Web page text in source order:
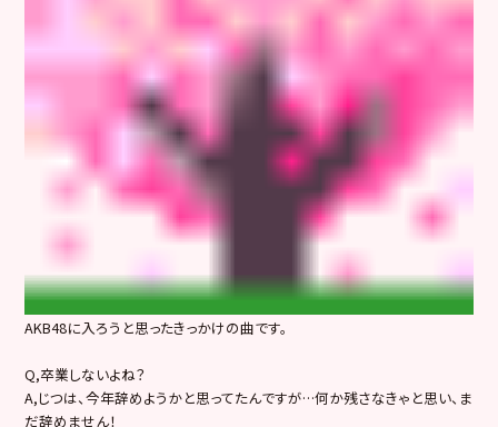
AKB48に入ろうと思ったきっかけの曲です。
Q,卒業しないよね？
A,じつは、今年辞めようかと思ってたんですが…何か残さなきゃと思い、ま
だ辞めません！